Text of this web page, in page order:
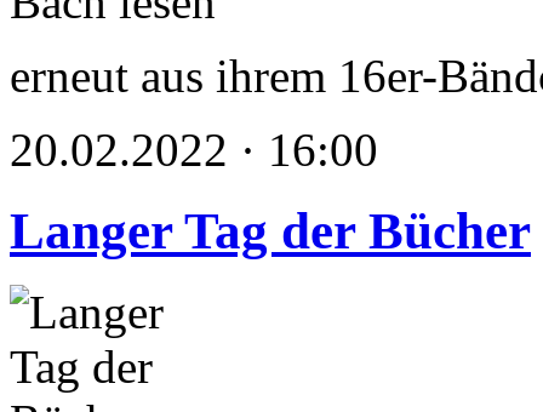
erneut aus ihrem 16er-
20.02.2022 · 16:00
Langer Tag der Bücher